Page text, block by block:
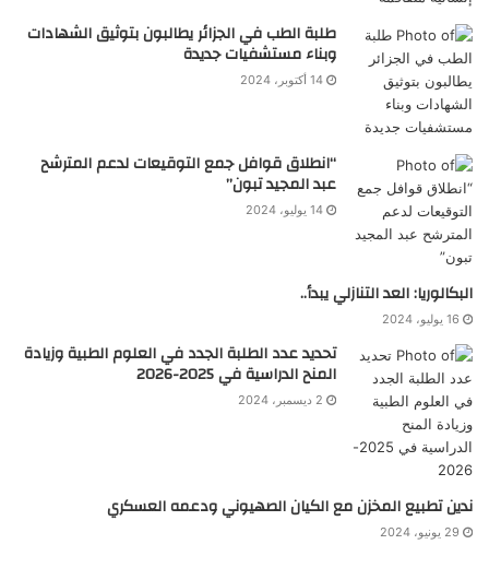
طلبة الطب في الجزائر يطالبون بتوثيق الشهادات
وبناء مستشفيات جديدة
14 أكتوبر، 2024
“انطلاق قوافل جمع التوقيعات لدعم المترشح
عبد المجيد تبون”
14 يوليو، 2024
البكالوريا: العد التنازلي يبدأ..
16 يوليو، 2024
تحديد عدد الطلبة الجدد في العلوم الطبية وزيادة
المنح الدراسية في 2025-2026
2 ديسمبر، 2024
ندين تطبيع المخزن مع الكيان الصهيوني ودعمه العسكري
29 يونيو، 2024